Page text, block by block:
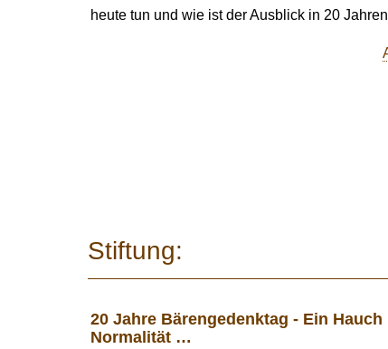
heute tun und wie ist der Ausblick in 20
Stiftung:
20 Jahre Bärengedenktag - Ein Hauch
Normalität …